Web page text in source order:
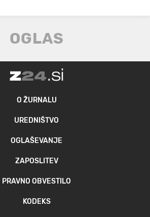
O ŽURNALU
UREDNIŠTVO
OGLAŠEVANJE
ZAPOSLITEV
PRAVNO OBVESTILO
KODEKS